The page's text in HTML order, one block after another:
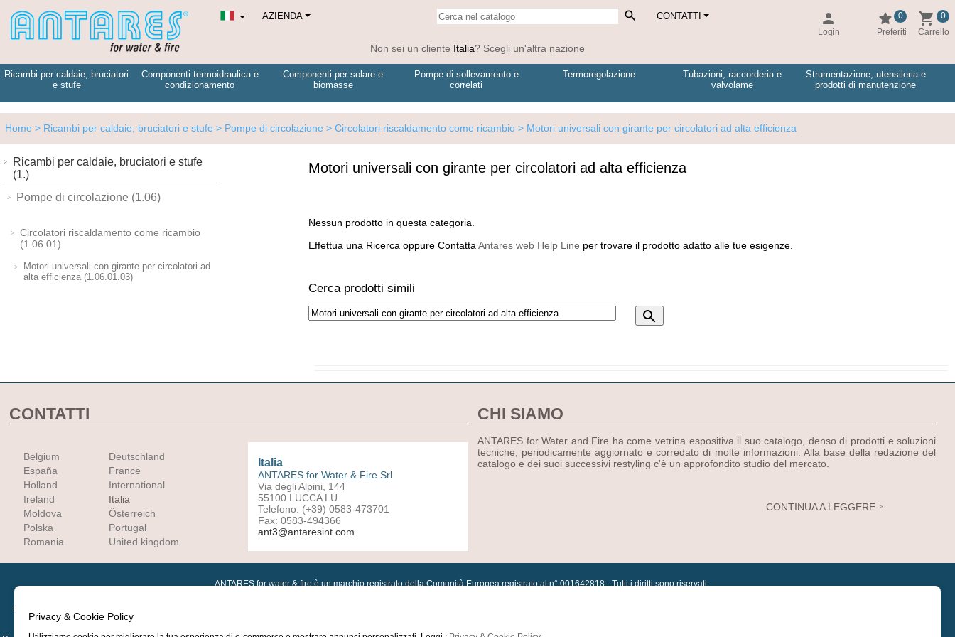
AZIENDA person
Login
star
0
Preferiti
shopping_cart
0
Carrello
CONTATTI
search
Non sei un cliente Italia? Scegli un'altra nazione
Ricambi per caldaie, bruciatori
e stufe
Componenti termoidraulica e
condizionamento
Componenti per solare e
biomasse
Pompe di sollevamento e
correlati
Termoregolazione
Tubazioni, raccorderia e
valvolame
Strumentazione, utensileria e
prodotti di manutenzione
Home > Ricambi per caldaie, bruciatori e stufe > Pompe di circolazione > Circolatori riscaldamento come ricambio > Motori universali con girante per circolatori ad alta efficienza
Ricambi per caldaie, bruciatori e stufe
(1.)
Pompe di circolazione (1.06)
Circolatori riscaldamento come ricambio
(1.06.01)
Motori universali con girante per circolatori ad
alta efficienza (1.06.01.03)
Motori universali con girante per circolatori ad alta efficienza
Nessun prodotto in questa categoria.
Effettua una Ricerca oppure ContattaAntares web Help Line per trovare il prodotto adatto alle tue esigenze.
Cerca prodotti simili
search
CONTATTI
Belgium
Deutschland
España
France
Holland
International
Ireland
Italia
Moldova
Österreich
Polska
Portugal
Romania
United kingdom
Italia
ANTARES for Water & Fire Srl
Via degli Alpini, 144
55100 LUCCA LU
Telefono: (+39) 0583-473701
Fax: 0583-494366
ant3@antaresint.com
CHI SIAMO
ANTARES for Water and Fire ha come vetrina espositiva il suo catalogo, denso di prodotti e soluzioni
tecniche, periodicamente aggiornato e corredato di molte informazioni. Alla base della redazione del
catalogo e dei suoi successivi restyling c'è un approfondito studio del mercato.
CONTINUA A LEGGERE
ANTARES for water & fire è un marchio registrato della Comunità Europea registrato al n° 001642818 - Tutti i diritti sono riservati
Privacy & Cookie Policy